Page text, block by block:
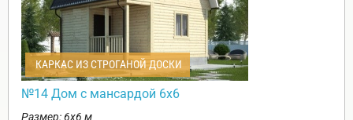
КАРКАС ИЗ СТРОГАНОЙ ДОСКИ
№14 Дом с мансардой 6х6
Размер: 6х6 м